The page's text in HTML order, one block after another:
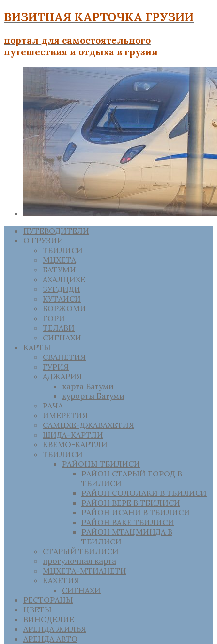
ВИЗИТНАЯ КАРТОЧКА ГРУЗИИ
портал для самостоятельного
путешествия и отдыха в грузии
ПУТЕВОДИТЕЛИ
О ГРУЗИИ
ТБИЛИСИ
МЦХЕТА
БАТУМИ
АХАЛЦИХЕ
ЗУГДИДИ
КУТАИСИ
БОРЖОМИ
ГОРИ
ТЕЛАВИ
СИГНАХИ
КАРТЫ
СВАНЕТИЯ
ГУРИЯ
АДЖАРИЯ
карта Батуми
курорты Батуми
РАЧА
ИМЕРЕТИЯ
САМЦХЕ-ДЖАВАХЕТИЯ
ШИДА-КАРТЛИ
КВЕМО-КАРТЛИ
ТБИЛИСИ
РАЙОНЫ ТБИЛИСИ
РАЙОН СТАРЫЙ ГОРОД В
ТБИЛИСИ
РАЙОН СОЛОЛАКИ В ТБИЛИСИ
РАЙОН ВЕРЕ В ТБИЛИСИ
РАЙОН ИСАНИ В ТБИЛИСИ
РАЙОН ВАКЕ ТБИЛИСИ
РАЙОН МТАЦМИНДА В
ТБИЛИСИ
СТАРЫЙ ТБИЛИСИ
прогулочная карта
МЦХЕТА-МТИАНЕТИ
КАХЕТИЯ
СИГНАХИ
РЕСТОРАНЫ
ЦВЕТЫ
ВИНОДЕЛИЕ
АРЕНДА ЖИЛЬЯ
АРЕНДА АВТО